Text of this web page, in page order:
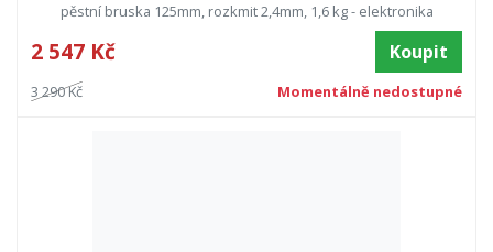
pěstní bruska 125mm, rozkmit 2,4mm, 1,6 kg - elektronika
2 547 Kč Koupit
3 290 Kč Momentálně nedostupné